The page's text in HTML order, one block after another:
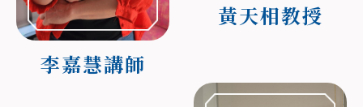
李嘉慧講師
黃天相教授